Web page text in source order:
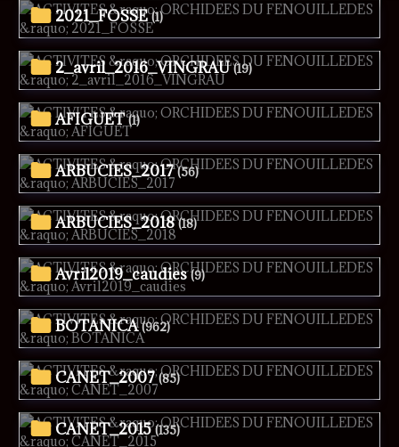
2021_FOSSE (1)
2_avril_2016_VINGRAU (19)
AFIGUET (1)
ARBUCIES_2017 (56)
ARBUCIES_2018 (18)
Avril2019_caudies (9)
BOTANICA (962)
CANET_2007 (85)
CANET_2015 (135)